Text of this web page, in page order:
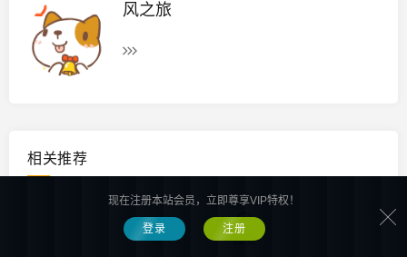
风之旅
相关推荐
元旦节假日游岭南印象，2022年
首页 微信
现在注册本站会员，立即尊享VIP特权！
登录 注册